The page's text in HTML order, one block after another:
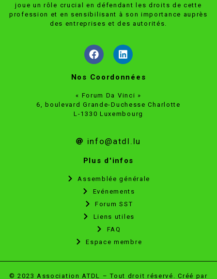
joue un rôle crucial en défendant les droits de cette
profession et en sensibilisant à son importance auprès
des entreprises et des autorités.
Nos Coordonnées
« Forum Da Vinci »
6, boulevard Grande-Duchesse Charlotte
L-1330 Luxembourg
info@atdl.lu
Plus d'infos
Assemblée générale
Evénements
Forum SST
Liens utiles
FAQ
Espace membre
© 2023 Association ATDL – Tout droit réservé. Créé par